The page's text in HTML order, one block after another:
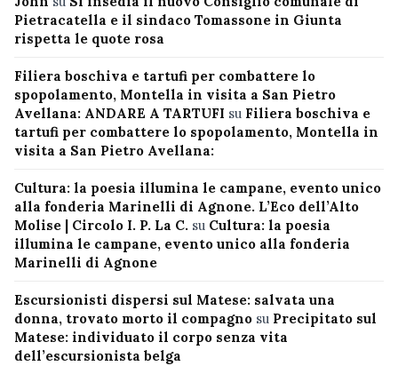
Pietracatella e il sindaco Tomassone in Giunta
rispetta le quote rosa
Filiera boschiva e tartufi per combattere lo
spopolamento, Montella in visita a San Pietro
Avellana: ANDARE A TARTUFI su Filiera boschiva e
tartufi per combattere lo spopolamento, Montella in
visita a San Pietro Avellana:
Cultura: la poesia illumina le campane, evento unico
alla fonderia Marinelli di Agnone. L’Eco dell’Alto
Molise | Circolo I. P. La C. su Cultura: la poesia
illumina le campane, evento unico alla fonderia
Marinelli di Agnone
Escursionisti dispersi sul Matese: salvata una
donna, trovato morto il compagno su Precipitato sul
Matese: individuato il corpo senza vita
dell’escursionista belga